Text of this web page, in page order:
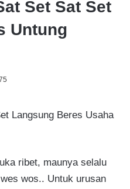
Set Sat Set
Untung
Langsung Beres Usaha
ribet, maunya selalu
wos.. Untuk urusan